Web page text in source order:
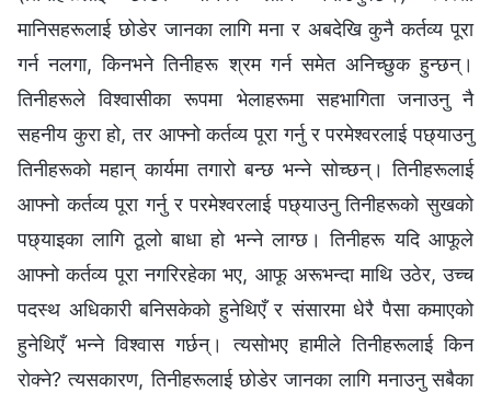
मानिसहरूलाई छोडेर जानका लागि मना र अबदेखि कुनै कर्तव्य पूरा
गर्न नलगा, किनभने तिनीहरू श्रम गर्न समेत अनिच्छुक हुन्छन्।
तिनीहरूले विश्‍वासीका रूपमा भेलाहरूमा सहभागिता जनाउनु नै
सहनीय कुरा हो, तर आफ्नो कर्तव्य पूरा गर्नु र परमेश्‍वरलाई पछ्याउनु
तिनीहरूको महान् कार्यमा तगारो बन्छ भन्ने सोच्छन्। तिनीहरूलाई
आफ्नो कर्तव्य पूरा गर्नु र परमेश्‍वरलाई पछ्याउनु तिनीहरूको सुखको
पछ्याइका लागि ठूलो बाधा हो भन्ने लाग्छ। तिनीहरू यदि आफूले
आफ्नो कर्तव्य पूरा नगरिरहेका भए, आफू अरूभन्दा माथि उठेर, उच्च
पदस्थ अधिकारी बनिसकेको हुनेथिएँ र संसारमा धेरै पैसा कमाएको
हुनेथिएँ भन्ने विश्‍वास गर्छन्। त्यसोभए हामीले तिनीहरूलाई किन
रोक्‍ने? त्यसकारण, तिनीहरूलाई छोडेर जानका लागि मनाउनु सबैका